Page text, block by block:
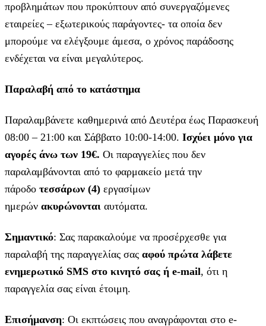
προβλημάτων που προκύπτουν από συνεργαζόμενες
εταιρείες – εξωτερικούς παράγοντες- τα οποία δεν
μπορούμε να ελέγξουμε άμεσα, ο χρόνος παράδοσης
ενδέχεται να είναι μεγαλύτερος.
Παραλαβή από το κατάστημα
Παραλαμβάνετε καθημερινά από Δευτέρα έως Παρασκευή
08:00 – 21:00 και Σάββατο 10:00-14:00. Ισχύει μόνο για
αγορές άνω των 19€. Οι παραγγελίες που δεν
παραλαμβάνονται από το φαρμακείο μετά την
πάροδο τεσσάρων (4) εργασίμων
ημερών ακυρώνονται αυτόματα.
Σημαντικό: Σας παρακαλούμε να προσέρχεσθε για
παραλαβή της παραγγελίας σας αφού πρώτα λάβετε
ενημερωτικό SMS στο κινητό σας ή e-mail, ότι η
παραγγελία σας είναι έτοιμη.
Επισήμανση: Οι εκπτώσεις που αναγράφονται στο e-